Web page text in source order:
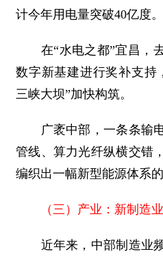
计今年用电量突破40亿度。
在“水电之都”宜昌，去
数字新基建进行奖补支持
三峡大坝”加快构筑。
广袤中部，一条条输电
管线、算力光纤纵横交错
编织出一幅新型能源体系的
（三）产业：新制造
近年来，中部制造业频